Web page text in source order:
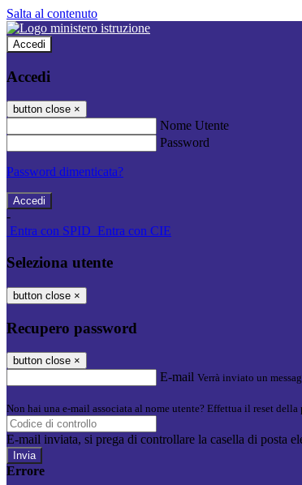
Salta al contenuto
Accedi
Accedi
button close ×
Nome Utente
Password
Password dimenticata?
-
Entra con SPID Entra con CIE
Seleziona utente
button close ×
Recupero password
button close ×
E-mail Verrà inviato un
Non hai una e-mail associata al nome utente? Effettua il reset della
E-mail inviata, si prega di controllare la casella di posta
Errore